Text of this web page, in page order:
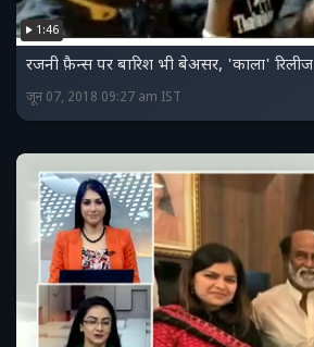
1:46
रजनी फ़ैन्स पर बारिश भी बेअसर, 'काला' रिलीज
जून 07, 2018 09:27 am IST